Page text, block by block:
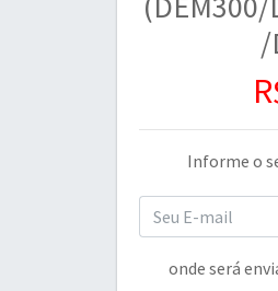
/
Informe o
onde será